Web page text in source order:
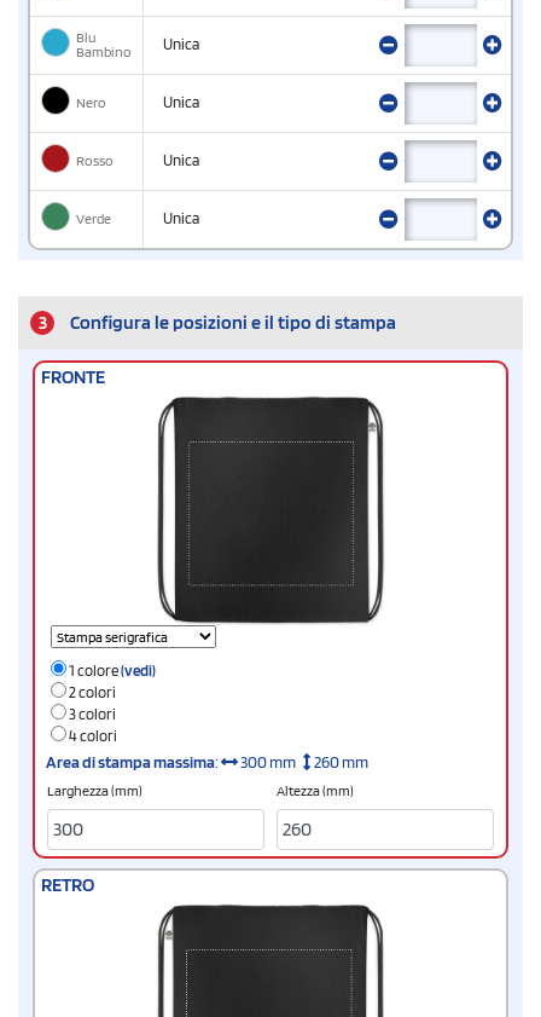
Blu
Bambino
Unica
Nero Unica
Rosso Unica
Verde Unica
3 Configura le posizioni e il tipo di stampa
FRONTE
1 colore(vedi)
2 colori
3 colori
4 colori
Area di stampa massima: 300 mm 260 mm
Larghezza (mm) Altezza (mm)
RETRO